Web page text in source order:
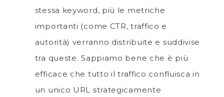
stessa keyword, più le metriche
importanti (come CTR, traffico e
autorità) verranno distribuite e suddivise
tra queste. Sappiamo bene che è più
efficace che tutto il traffico confluisca in
un unico URL strategicamente